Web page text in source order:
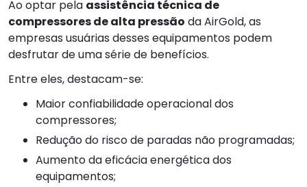
Ao optar pela assistência técnica de
compressores de alta pressão da AirGold, as
empresas usuárias desses equipamentos podem
desfrutar de uma série de benefícios.
Entre eles, destacam-se:
Maior confiabilidade operacional dos
compressores;
Redução do risco de paradas não programadas;
Aumento da eficácia energética dos
equipamentos;